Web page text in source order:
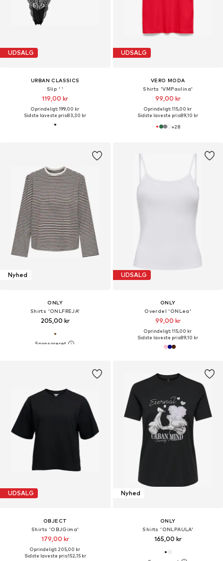
UDSALG
URBAN CLASSICS
Slip ' '
119,00 kr
Oprindeligt: 199,00 kr
Sidste laveste pris:83,30 kr
UDSALG
VERO MODA
Shirts 'VMPaulina'
99,00 kr
Oprindeligt: 115,00 kr
Sidste laveste pris:89,10 kr
+28
Nyhed
ONLY
Shirts 'ONLFREJA'
205,00 kr
UDSALG
ONLY
Overdel 'ONLea'
99,00 kr
Oprindeligt: 115,00 kr
Sidste laveste pris:89,10 kr
UDSALG
OBJECT
Shirts 'OBJGima'
179,00 kr
Oprindeligt: 205,00 kr
Sidste laveste pris:152,15 kr
Nyhed
ONLY
Shirts 'ONLPAULA'
165,00 kr